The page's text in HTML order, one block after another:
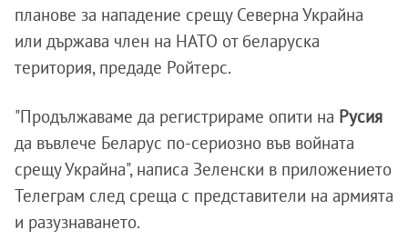
планове за нападение срещу Северна Украйна
или държава член на НАТО от беларуска
територия, предаде Ройтерс.
"Продължаваме да регистрираме опити на Русия
да въвлече Беларус по-сериозно във войната
срещу Украйна", написа Зеленски в приложението
Телеграм след среща с представители на армията
и разузнаването.